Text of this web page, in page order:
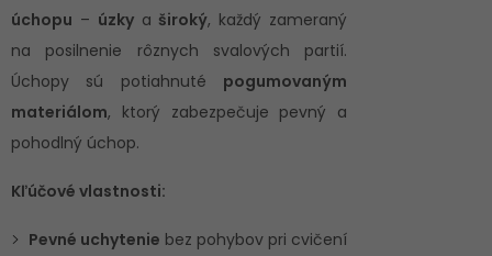
úchopu – úzkya široký, každý zameraný
na posilnenie rôznych svalových partií.
Úchopy sú potiahnuté pogumovaným
materiálom, ktorý zabezpečuje pevný a
pohodlný úchop.
Kľúčové vlastnosti:
Pevné uchytenie bez pohybov pri cvičení